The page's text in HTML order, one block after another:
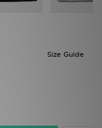
Size Guide